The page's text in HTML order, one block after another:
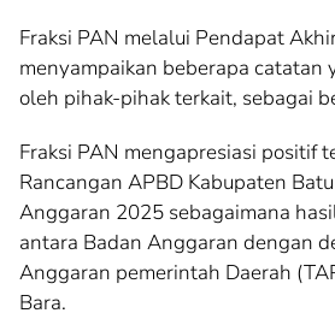
Fraksi PAN melalui Pendapat
menyampaikan beberapa catatan
oleh pihak-pihak terkait, sebagai
Fraksi PAN mengapresiasi positif
Rancangan APBD Kabupaten
Anggaran 2025 sebagaimana
antara Badan Anggaran dengan
Anggaran pemerintah Daerah
Bara.